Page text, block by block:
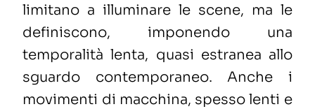
limitano a illuminare le scene, ma le
definiscono, imponendo una
temporalità lenta, quasi estranea allo
sguardo contemporaneo. Anche i
movimenti di macchina, spesso lenti e